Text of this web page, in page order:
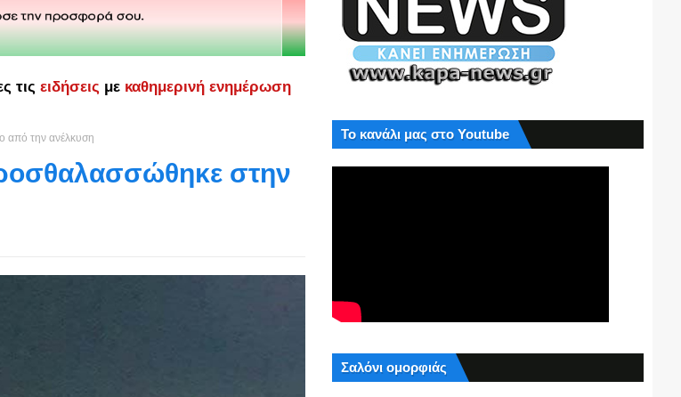
τις ειδήσεις με καθημερινή ενημέρωση
από την ανέλκυση
στην
Το κανάλι μας στο Youtube
Σαλόνι ομορφιάς